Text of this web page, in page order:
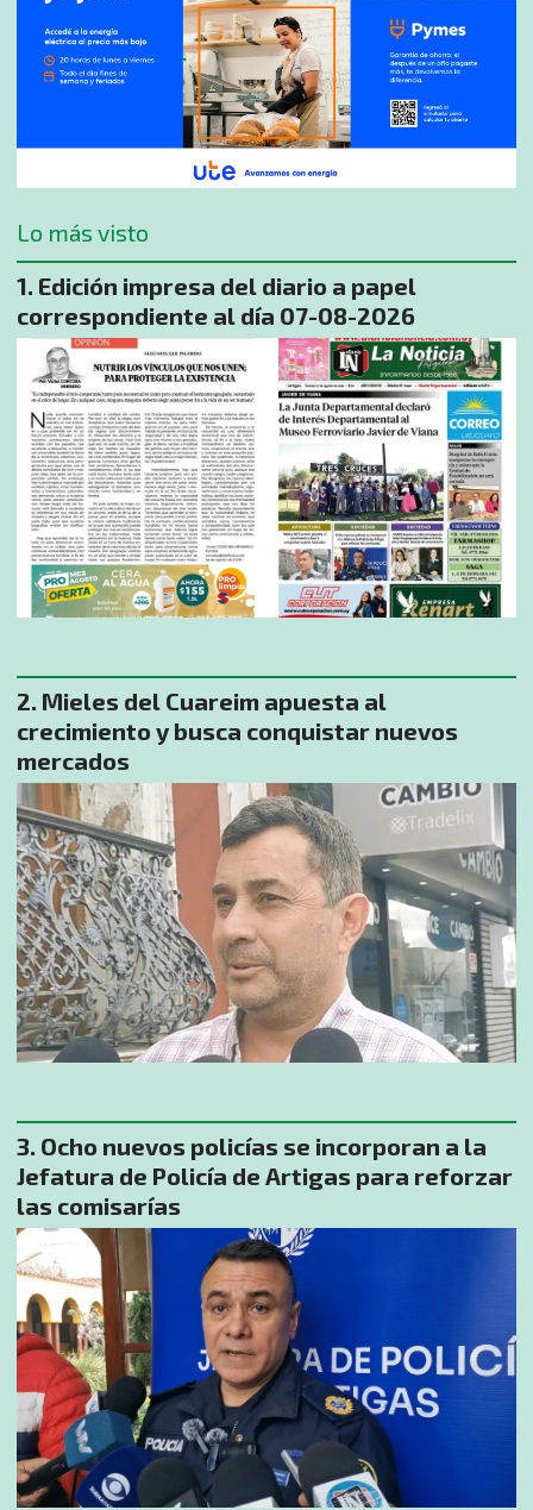
Lo más visto
Edición impresa del diario a papel
correspondiente al día 07-08-2026
Mieles del Cuareim apuesta al
crecimiento y busca conquistar nuevos
mercados
Ocho nuevos policías se incorporan a la
Jefatura de Policía de Artigas para reforzar
las comisarías